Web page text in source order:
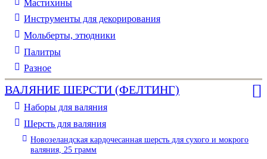
Мастихины
Инструменты для декорирования
Мольберты, этюдники
Палитры
Разное
ВАЛЯНИЕ ШЕРСТИ (ФЕЛТИНГ)
Наборы для валяния
Шерсть для валяния
Новозеландская кардочесанная шерсть для сухого и мокрого
валяния, 25 грамм